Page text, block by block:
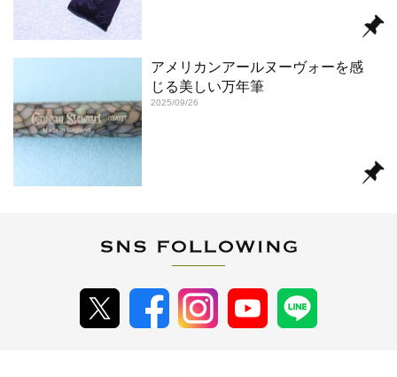
アメリカンアールヌーヴォーを感
じる美しい万年筆
2025/09/26